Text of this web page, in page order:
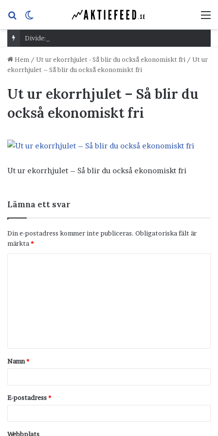
Sök
efterskin
Dividend Overshoot Day
Hem / Ut ur ekorrhjulet - Så blir du också ekonomiskt fri / Ut ur
ekorrhjulet – Så blir du också ekonomiskt fri
Ut ur ekorrhjulet – Så blir du
också ekonomiskt fri
Ut ur ekorrhjulet – Så blir du också ekonomiskt fri
Lämna ett svar
Din e-postadress kommer inte publiceras. Obligatoriska fält är
märkta *
t
a
Namn*
E-postadress*
Webbplats